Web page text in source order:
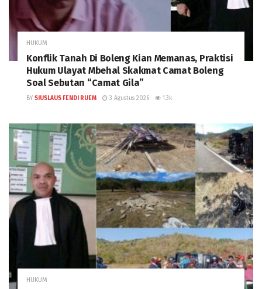
HUKUM
Konflik Tanah Di Boleng Kian Memanas, Praktisi
Hukum Ulayat Mbehal Skakmat Camat Boleng
Soal Sebutan “Camat Gila”
BY SIUSLAUS FENDI RUEM 3 Agustus 2026 1.3k
HUKUM